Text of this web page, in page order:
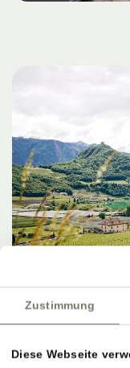
Zustimmung
Diese Webseite